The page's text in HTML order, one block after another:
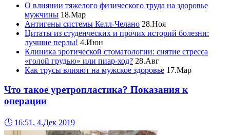
О влиянии тяжелого физического труда на здоровье
мужчины 18.Мар
Антигены системы Келл-Челано 28.Ноя
Цитаты из студенческих и прочих историй болезни:
лучшие перлы! 4.Июн
Клиника эротической стоматологии: снятие стресса
«голой грудью» или пиар-ход? 28.Авг
Как трусы влияют на мужское здоровье 17.Мар
Что такое уретропластика? Показания к
операции
🕔 16:51, 4.Дек 2019